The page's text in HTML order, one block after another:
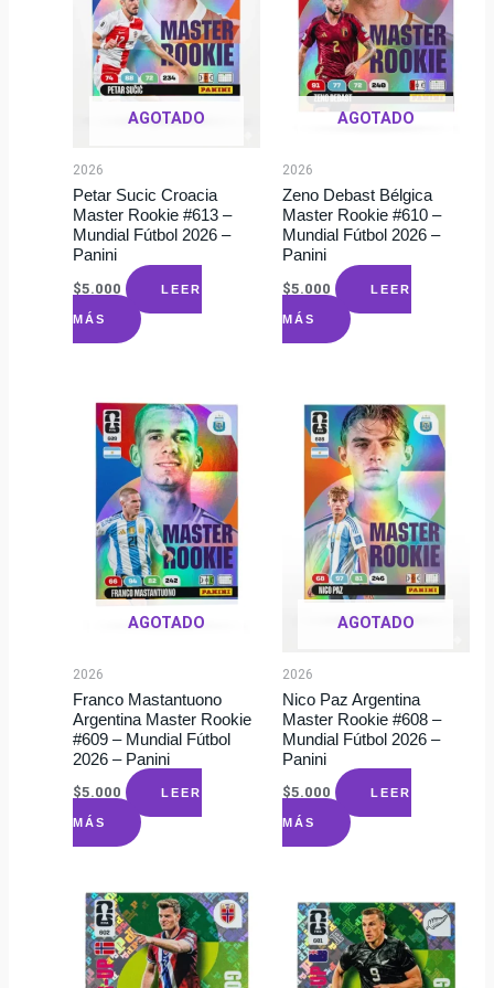
AGOTADO
2026
Petar Sucic Croacia
Master Rookie #613 –
Mundial Fútbol 2026 –
Panini
$5.000 LEER
MÁS
AGOTADO
2026
Zeno Debast Bélgica
Master Rookie #610 –
Mundial Fútbol 2026 –
Panini
$5.000 LEER
MÁS
AGOTADO
2026
Franco Mastantuono
Argentina Master Rookie
#609 – Mundial Fútbol
2026 – Panini
$5.000 LEER
MÁS
AGOTADO
2026
Nico Paz Argentina
Master Rookie #608 –
Mundial Fútbol 2026 –
Panini
$5.000 LEER
MÁS